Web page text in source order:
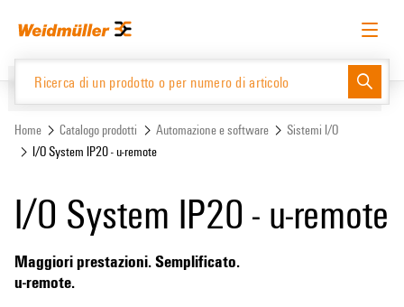
Italiano Richiedere l’accesso Accesso
Website Support Center easyConnect
Home Catalogo prodotti Automazione e software
Sistemi I/O
I/O System IP20 - u-remote
I/O System IP20 - u-remote
Maggiori prestazioni. Semplificato.
u-remote.